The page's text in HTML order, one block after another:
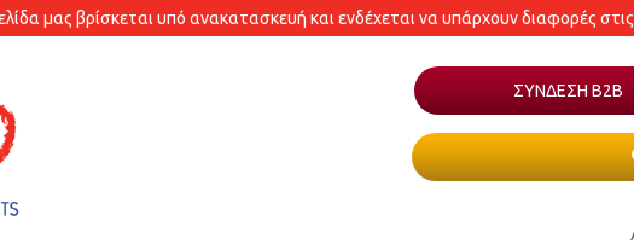
μας βρίσκεται υπό ανακατασκευή και ενδέχεται να υπάρχουν διαφορές
ΣΥΝΔΕΣΗ Β2Β